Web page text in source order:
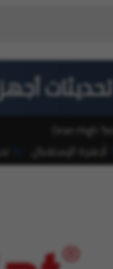
تحديثات أجهزة
Oran High Tech
أجهزة الإستقبال